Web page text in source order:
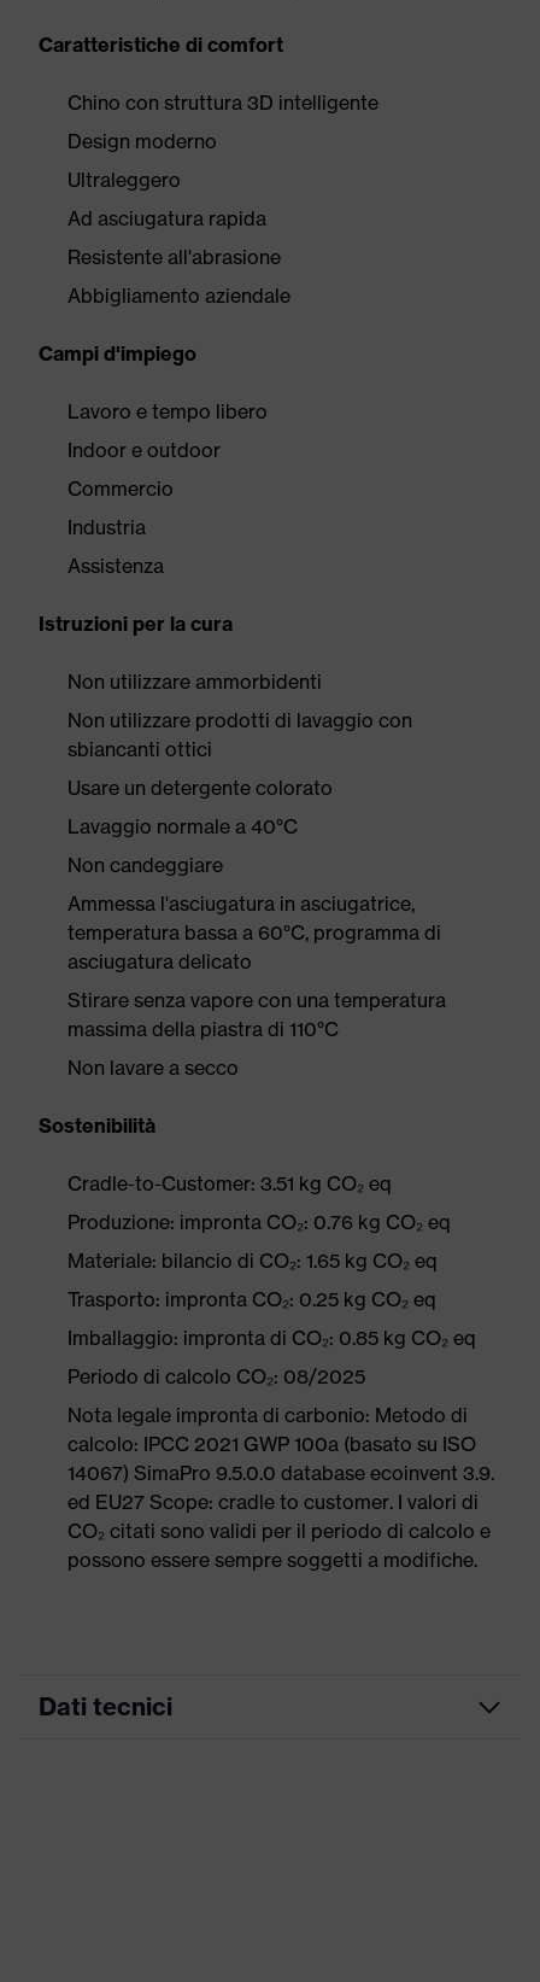
Caratteristiche di comfort
Chino con struttura 3D intelligente
Design moderno
Ultraleggero
Ad asciugatura rapida
Resistente all'abrasione
Abbigliamento aziendale
Campi d'impiego
Lavoro e tempo libero
Indoor e outdoor
Commercio
Industria
Assistenza
Istruzioni per la cura
Non utilizzare ammorbidenti
Non utilizzare prodotti di lavaggio con
sbiancanti ottici
Usare un detergente colorato
Lavaggio normale a 40°C
Non candeggiare
Ammessa l'asciugatura in asciugatrice,
temperatura bassa a 60°C, programma di
asciugatura delicato
Stirare senza vapore con una temperatura
massima della piastra di 110°C
Non lavare a secco
Sostenibilità
Cradle-to-Customer: 3.51 kg CO₂ eq
Produzione: impronta CO₂: 0.76 kg CO₂ eq
Materiale: bilancio di CO₂: 1.65 kg CO₂ eq
Trasporto: impronta CO₂: 0.25 kg CO₂ eq
Imballaggio: impronta di CO₂: 0.85 kg CO₂ eq
Periodo di calcolo CO₂: 08/2025
Nota legale impronta di carbonio: Metodo di
calcolo: IPCC 2021 GWP 100a (basato su ISO
14067) SimaPro 9.5.0.0 database ecoinvent 3.9.
ed EU27 Scope: cradle to customer. I valori di
CO₂ citati sono validi per il periodo di calcolo e
possono essere sempre soggetti a modifiche.
Dati tecnici